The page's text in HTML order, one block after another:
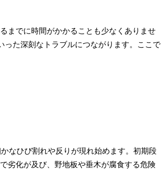
までに時間がかかることも少なくありませ
った深刻なトラブルにつながります。ここで
なひび割れや反りが現れ始めます。初期段
劣化が及び、野地板や垂木が腐食する危険